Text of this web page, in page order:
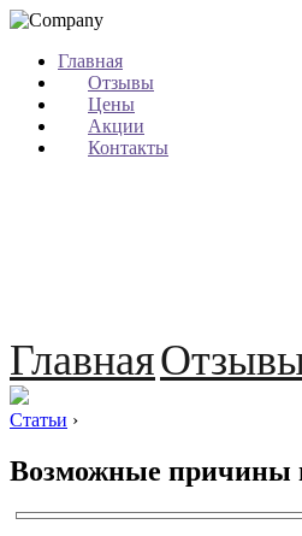
Главная
Отзывы
Цены
Акции
Контакты
Главная
Статьи ›
Возможные причины